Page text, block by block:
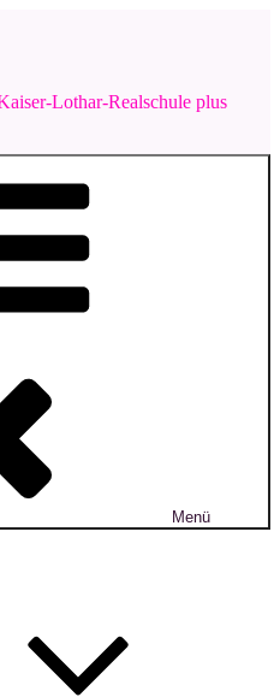
Lothar-Realschule plus
Menü